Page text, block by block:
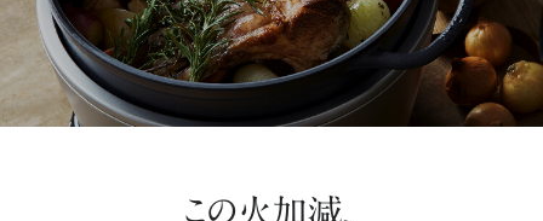
この火加減、